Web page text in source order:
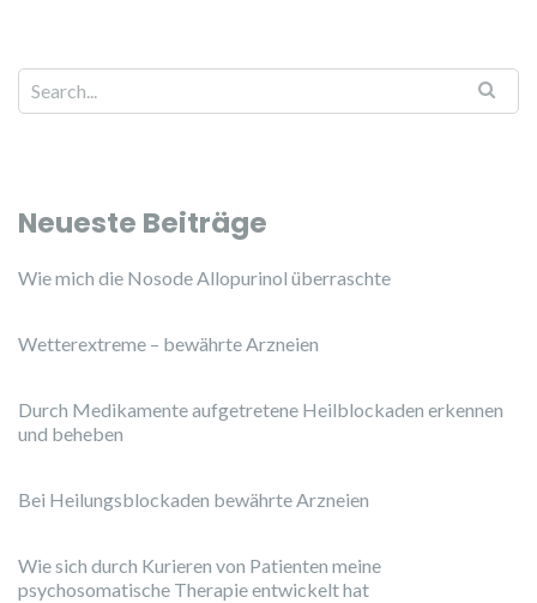
Search for:
Neueste Beiträge
Wie mich die Nosode Allopurinol überraschte
Wetterextreme – bewährte Arzneien
Durch Medikamente aufgetretene Heilblockaden erkennen
und beheben
Bei Heilungsblockaden bewährte Arzneien
Wie sich durch Kurieren von Patienten meine
psychosomatische Therapie entwickelt hat